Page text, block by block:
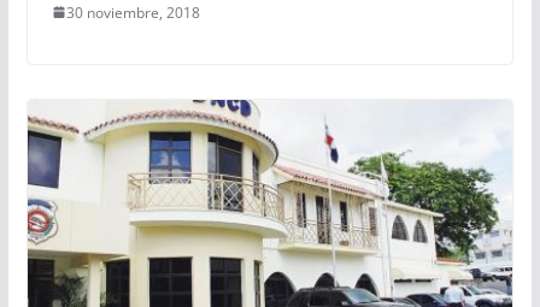
30 noviembre, 2018